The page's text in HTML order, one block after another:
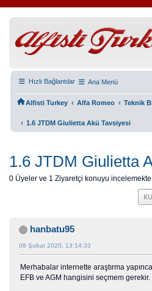
Hızlı Bağlantılar Ana Menü
Alfisti Turkey ‹ Alfa Romeo ‹ Teknik
‹ 1.6 JTDM Giulietta Akü Tavsiyesi
1.6 JTDM Giulietta
0 Üyeler ve 1 Ziyaretçi konuyu incelemekte.
hanbatu95
08 Şubat 2020, 13:14:33
Merhabalar internette araştırma
EFB ve AGM hangisini seçmem gerekir.